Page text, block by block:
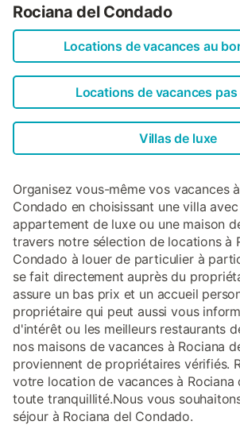
Rociana del Condado
Locations de vacances au
Locations de vacances pas
Villas de luxe
Organisez vous-même vos vacances
Condado en choisissant une villa
appartement de luxe ou une maison
travers notre sélection de locations à
Condado à louer de particulier à
se fait directement auprès du
assure un bas prix et un accueil
propriétaire qui peut aussi vous
d'intérêt ou les meilleurs restaurants
nos maisons de vacances à Rociana
proviennent de propriétaires vérifiés.
votre location de vacances à Rociana
toute tranquillité.Nous vous
séjour à Rociana del Condado.